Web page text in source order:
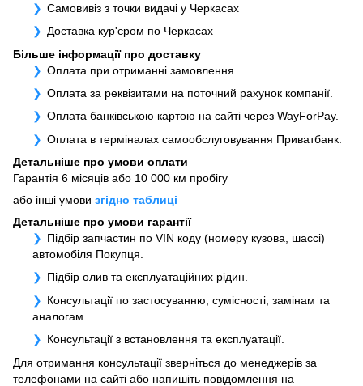
Самовивіз з точки видачі у Черкасах
Доставка кур'єром по Черкасах
Більше інформації про доставку
Оплата при отриманні замовлення.
Оплата за реквізитами на поточний рахунок компанії.
Оплата банківською картою на сайті через WayForPay.
Оплата в терміналах самообслуговування Приватбанк.
Детальніше про умови оплати
Гарантія 6 місяців або 10 000 км пробігу
або інші умови згідно таблиці
Детальніше про умови гарантії
Підбір запчастин по VIN коду (номеру кузова, шассі)
автомобіля Покупця.
Підбір олив та експлуатаційних рідин.
Консультації по застосуванню, сумісності, замінам та
аналогам.
Консультації з встановлення та експлуатації.
Для отримання консультації зверніться до менеджерів за
телефонами на сайті або напишіть повідомлення на